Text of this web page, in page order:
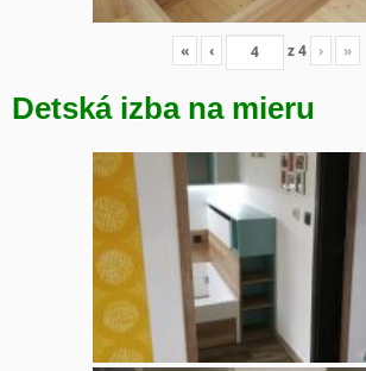
« ‹ z4 › »
Detská izba na mieru